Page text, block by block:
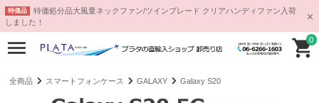
特価品
特価処分品大風量ネックファン/ツインブレード クリアハンディファン入荷
しました！
0
全商品 スマートフォンケース GALAXY Galaxy S20